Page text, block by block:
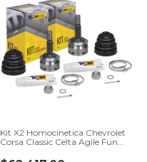
Kit X2 Homocinetica Chevrolet
Corsa Classic Celta Agile Fun